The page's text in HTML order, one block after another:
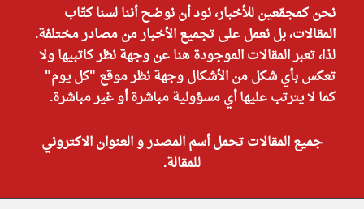
نحن كمجمّعين للأخبار، نود أن نوضح أننا لسنا كتّاب
المقالات، بل نعمل على تجميع الأخبار من مصادر مختلفة.
لذا، تعبر المقالات الموجودة هنا عن وجهة نظر كاتبيها ولا
تعكس بأي شكل من الأشكال وجهة نظر موقع "كل يوم"
كما لا يترتب عليها أي مسؤولية مباشرة أو غير مباشرة.
جميع المقالات تحمل أسم المصدر و العنوان الاكتروني
للمقالة.